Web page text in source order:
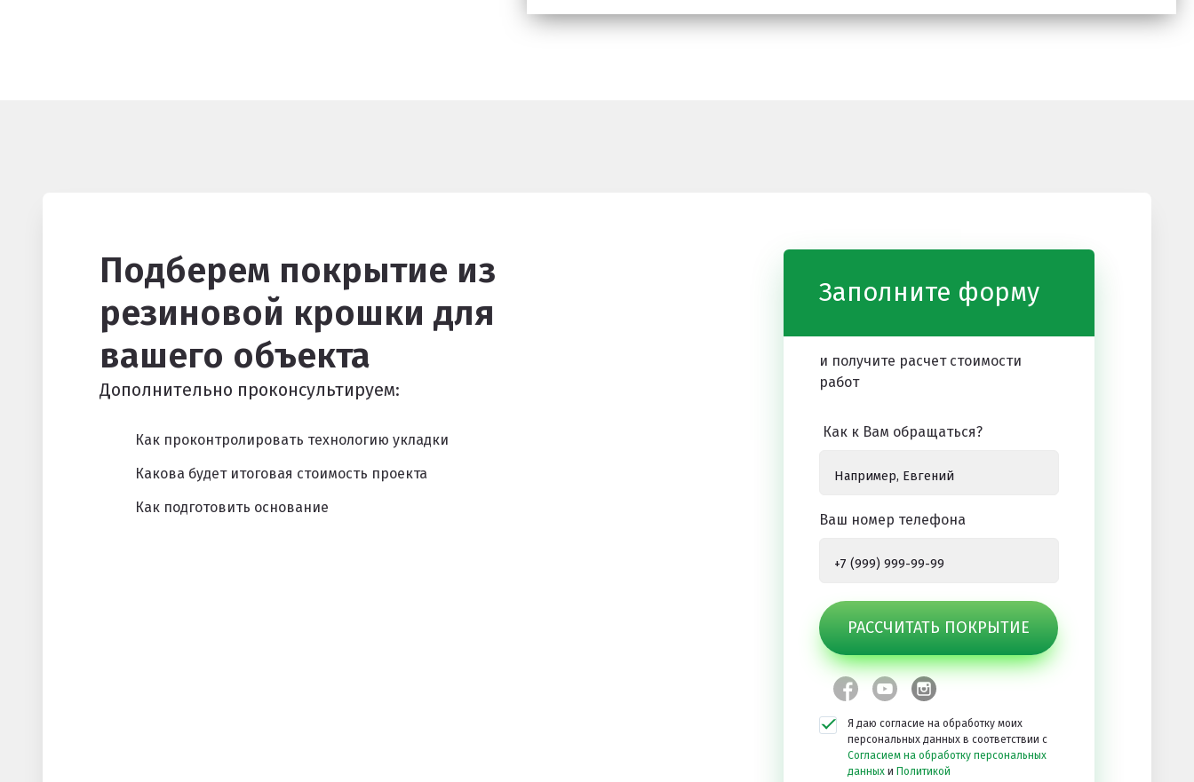
Подберем покрытие из
резиновой крошки для
вашего объекта
Дополнительно проконсультируем:
Как проконтролировать технологию укладки
Какова будет итоговая стоимость проекта
Как подготовить основание
Заполните форму
и получите расчет стоимости
работ
Как к Вам обращаться?
Ваш номер телефона
РАССЧИТАТЬ ПОКРЫТИЕ
Я даю согласие на обработку моих
персональных данных в соответствии с
Согласием на обработку персональных
данных и Политикой